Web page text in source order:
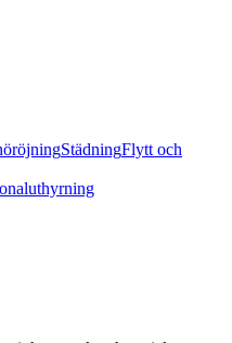
StädningFlytt och